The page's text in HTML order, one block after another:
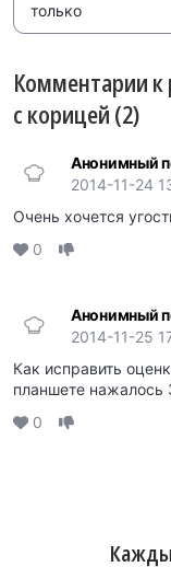
только
Комментарии
с корицей (2)
Анонимный
2014-11-24
Очень хочется
0
Анонимный
2014-11-25
Как исправить
планшете нажалось
0